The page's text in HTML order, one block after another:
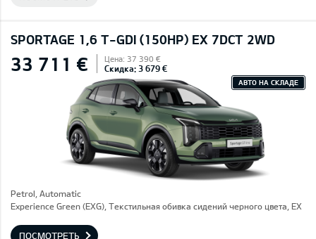
SPORTAGE 1,6 T-GDI (150HP) EX 7DCT 2WD
33 711 € Цена: 37 390 €
Скидка: 3 679 €
АВТО НА СКЛАДЕ
Petrol, Automatic
Experience Green (EXG), Текстильная обивка сидений черного цвета, EX
ПОСМОТРЕТЬ